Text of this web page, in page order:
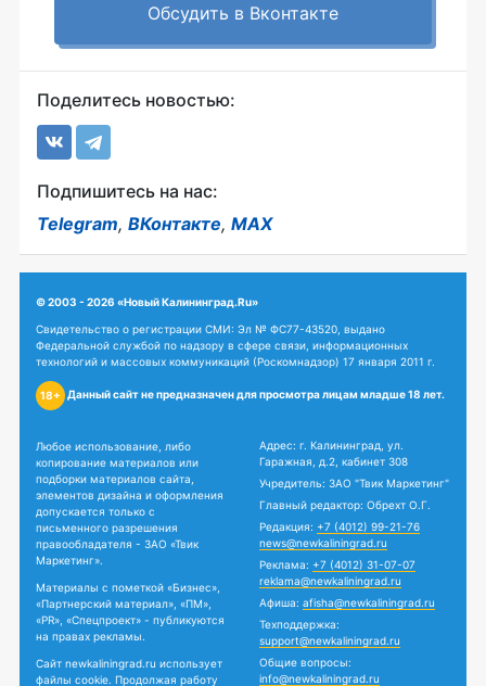
Обсудить в Вконтакте
Поделитесь новостью:
Подпишитесь на нас:
Telegram, ВКонтакте, MAX
© 2003 - 2026 «Новый Калининград.Ru»
Свидетельство о регистрации СМИ: Эл № ФС77-43520, выдано
Федеральной службой по надзору в сфере связи, информационных
технологий и массовых коммуникаций (Роскомнадзор) 17 января 2011 г.
18+ Данный сайт не предназначен для просмотра лицам младше 18 лет.
Любое использование, либо
копирование материалов или
подборки материалов сайта,
элементов дизайна и оформления
допускается только с
письменного разрешения
правообладателя - ЗАО «Твик
Маркетинг».
Материалы с пометкой «Бизнес»,
«Партнерский материал», «ПМ»,
«PR», «Спецпроект» - публикуются
на правах рекламы.
Сайт newkaliningrad.ru использует
файлы cookie. Продолжая работу
Адрес: г. Калининград, ул.
Гаражная, д.2, кабинет 308
Учредитель: ЗАО "Твик Маркетинг"
Главный редактор: Обрехт О.Г.
Редакция: +7 (4012) 99-21-76
news@newkaliningrad.ru
Реклама: +7 (4012) 31-07-07
reklama@newkaliningrad.ru
Афиша: afisha@newkaliningrad.ru
Техподдержка:
support@newkaliningrad.ru
Общие вопросы:
info@newkaliningrad.ru